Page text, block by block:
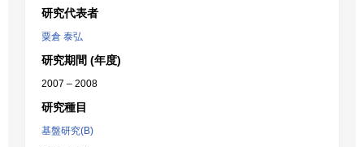
研究代表者
粟倉 泰弘
研究期間 (年度)
2007 – 2008
研究種目
基盤研究(B)